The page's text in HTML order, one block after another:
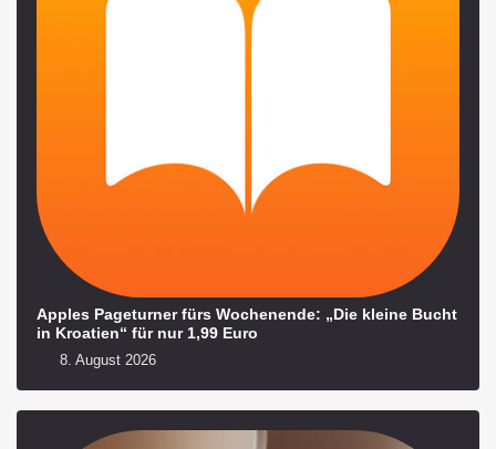
Apples Pageturner fürs Wochenende: „Die kleine Bucht
in Kroatien“ für nur 1,99 Euro
8. August 2026